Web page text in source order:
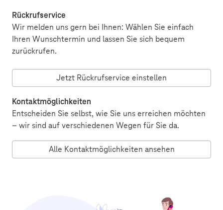
Rückrufservice
Wir melden uns gern bei Ihnen: Wählen Sie einfach
Ihren Wunschtermin und lassen Sie sich bequem
zurückrufen.
Jetzt Rückrufservice einstellen
Kontaktmöglichkeiten
Entscheiden Sie selbst, wie Sie uns erreichen möchten
– wir sind auf verschiedenen Wegen für Sie da.
Alle Kontaktmöglichkeiten ansehen